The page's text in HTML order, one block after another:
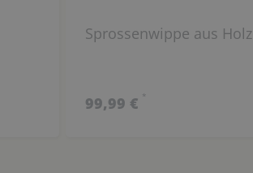
Sprossenwippe aus Holz
99,99 € *